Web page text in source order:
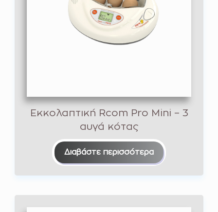
Εκκολαπτική Rcom Pro Mini – 3
αυγά κότας
Διαβάστε περισσότερα